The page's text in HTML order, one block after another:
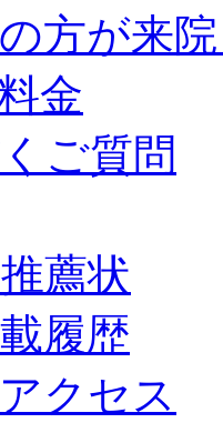
方が来
金
ご質問
薦状
履歴
クセス